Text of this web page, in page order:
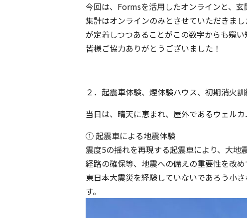
今回は、Formsを活用したオンラインと、
集計はオンラインのみとさせていただきま
が定着しつつあることがこの数字からも窺い
皆様ご協力ありがとうございました！
２．起震車体験、煙体験ハウス、初期消火
当日は、晴天に恵まれ、屋外であるウェル
① 起震車による地震体験
震度5の揺れを再現する起震車により、大
経路の確保等、地震への備えの重要性を改め
東日本大震災を経験していないであろう小
す。